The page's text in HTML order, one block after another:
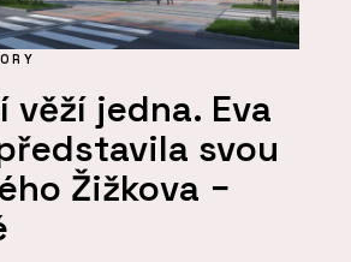
jedna. Eva
svou
Žižkova −